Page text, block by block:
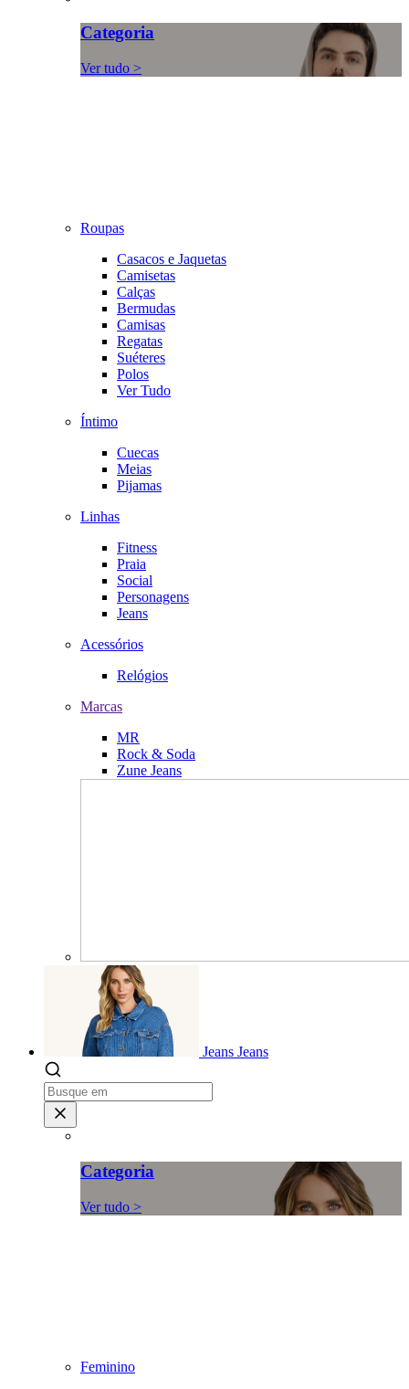
Categoria
Ver tudo >
Roupas
Casacos e Jaquetas
Camisetas
Calças
Bermudas
Camisas
Regatas
Suéteres
Polos
Ver Tudo
Íntimo
Cuecas
Meias
Pijamas
Linhas
Fitness
Praia
Social
Personagens
Jeans
Acessórios
Relógios
Marcas
MR
Rock & Soda
Zune Jeans
Jeans Jeans
Categoria
Ver tudo >
Feminino